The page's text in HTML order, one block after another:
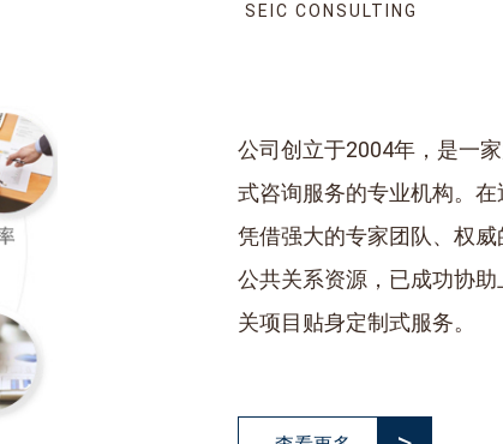
SEIC CONSULTING
公司创立于2004年，是一
式咨询服务的专业机构。在
凭借强大的专家团队、权
公共关系资源，已成功协
关项目贴身定制式服务。